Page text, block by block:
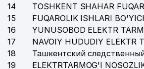
AKAN QK MChJ
TIB STANDART SERVIS MChJ
HODJIEV V.S. YAKKA
14
TOSHKENT SHAHAR
15
FUQAROLIK ISHLARI
16
YUNUSOBOD ELEKTR
17
NAVOIY HUDUDIY ELEKTR
18
Ташкентский
19
ELEKTRTARMOG'I